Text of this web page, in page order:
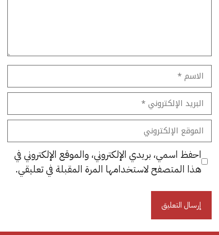
الاسم
البريد
الإلكتروني
الموقع
الإلكتروني
احفظ اسمي، بريدي الإلكتروني، والموقع الإلكتروني في
هذا المتصفح لاستخدامها المرة المقبلة في تعليقي.